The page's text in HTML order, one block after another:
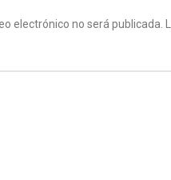
electrónico no será publicada.